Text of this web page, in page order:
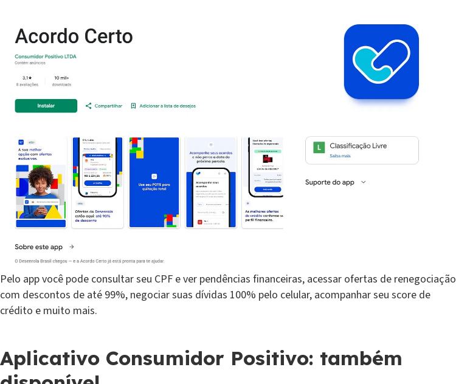
Pelo app você pode consultar seu CPF e ver pendências financeiras, acessar ofertas de renegociação
com descontos de até 99%, negociar suas dívidas 100% pelo celular, acompanhar seu score de
crédito e muito mais.
Aplicativo Consumidor Positivo: também